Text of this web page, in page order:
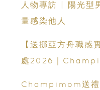
人物專訪 | 陽光型
量感染他人
【送挪亞方舟職感
處2026｜
Champimom送禮